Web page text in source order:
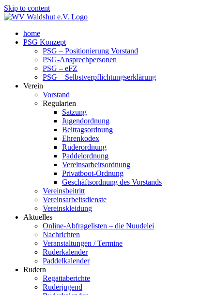
Skip to content
home
PSG Konzept
PSG – Positionierung Vorstand
PSG-Ansprechpersonen
PSG – eFZ
PSG – Selbstverpflichtungserklärung
Verein
Vorstand
Regularien
Satzung
Jugendordnung
Beitragsordnung
Ehrenkodex
Ruderordnung
Paddelordnung
Vereinsarbeitsordnung
Privatboot-Ordnung
Geschäftsordnung des Vorstands
Vereinsbeitritt
Vereinsarbeitsdienste
Vereinskleidung
Aktuelles
Online-Abfragelisten – die Nuudelei
Nachrichten
Veranstaltungen / Termine
Ruderkalender
Paddelkalender
Rudern
Regattaberichte
Ruderjugend